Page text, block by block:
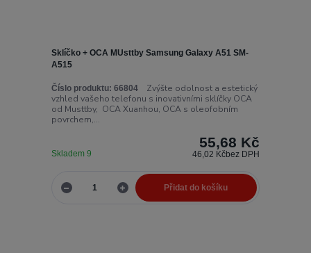
Sklíčko + OCA MUsttby Samsung Galaxy A51 SM-
A515
Číslo produktu: 66804Zvýšte odolnost a estetický
vzhled vašeho telefonu s inovativními sklíčky OCA
od Musttby, OCA Xuanhou, OCA s oleofobním
povrchem,...
55,68 Kč
46,02 Kčbez DPH
Skladem 9
Přidat do košíku